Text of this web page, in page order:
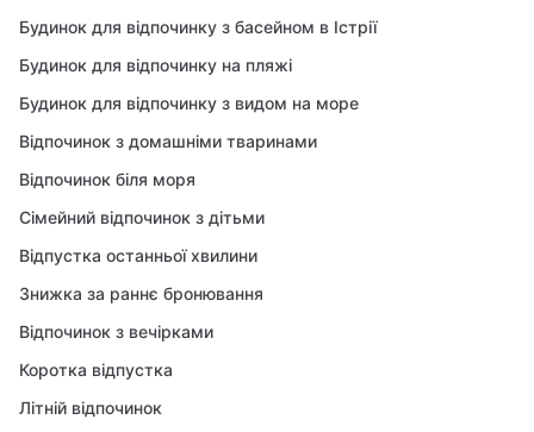
Будинок для відпочинку з басейном в Істрії
Будинок для відпочинку на пляжі
Будинок для відпочинку з видом на море
Відпочинок з домашніми тваринами
Відпочинок біля моря
Сімейний відпочинок з дітьми
Відпустка останньої хвилини
Знижка за раннє бронювання
Відпочинок з вечірками
Коротка відпустка
Літній відпочинок